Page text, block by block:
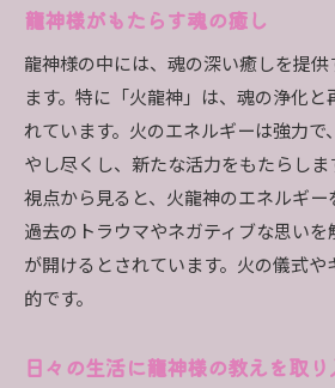
龍神様がもたらす魂の癒し
龍神様の中には、魂の深い癒しを提
ます。特に「火龍神」は、魂の浄化
れています。火のエネルギーは強力で
やし尽くし、新たな活力をもたらし
視点から見ると、火龍神のエネルギー
過去のトラウマやネガティブな思い
が開けるとされています。火の儀式や
的です。
日々の生活に龍神様の教えを取り